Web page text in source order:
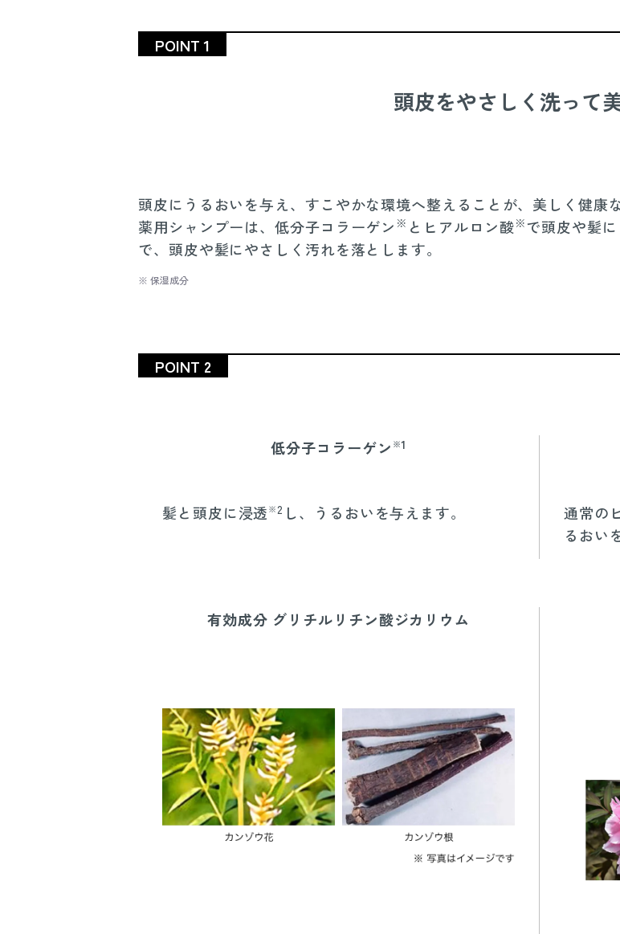
POINT 1
頭皮をやさしく洗って
頭皮にうるおいを与え、すこやかな環境へ整えることが、美しく健康
薬用シャンプーは、低分子コラーゲン ※ とヒアルロン酸※ で頭皮や髪
で、頭皮や髪にやさしく汚れを落とします。
※ 保湿成分
POINT 2
低分子コラーゲン ※1
髪と頭皮に浸透 ※2 し、うるおいを与えます。
通常の
るおい
有効成分 グリチルリチン酸ジカリウム